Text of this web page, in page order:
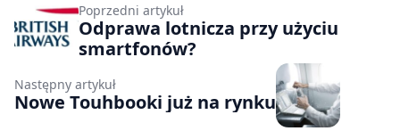
Poprzedni artykuł
Odprawa lotnicza przy użyciu
smartfonów?
Następny artykuł
Nowe Touhbooki już na rynku